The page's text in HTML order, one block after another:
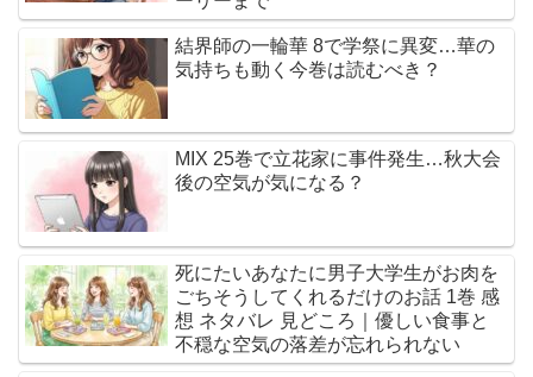
結界師の一輪華 8で学祭に異変…華の
気持ちも動く今巻は読むべき？
MIX 25巻で立花家に事件発生…秋大会
後の空気が気になる？
死にたいあなたに男子大学生がお肉を
ごちそうしてくれるだけのお話 1巻 感
想 ネタバレ 見どころ｜優しい食事と
不穏な空気の落差が忘れられない